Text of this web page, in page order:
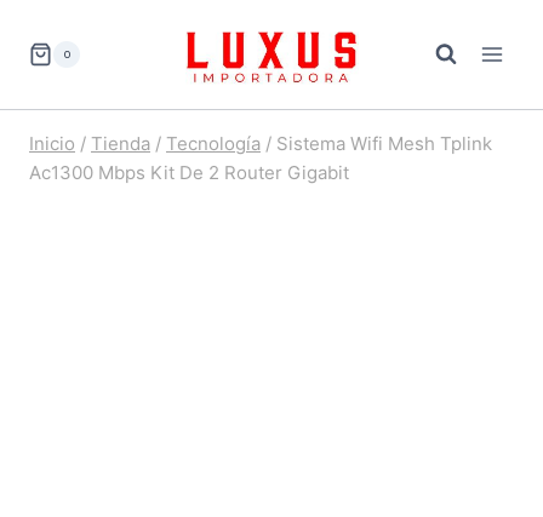
0
Inicio / Tienda / Tecnología / Sistema Wifi Mesh Tplink
Ac1300 Mbps Kit De 2 Router Gigabit